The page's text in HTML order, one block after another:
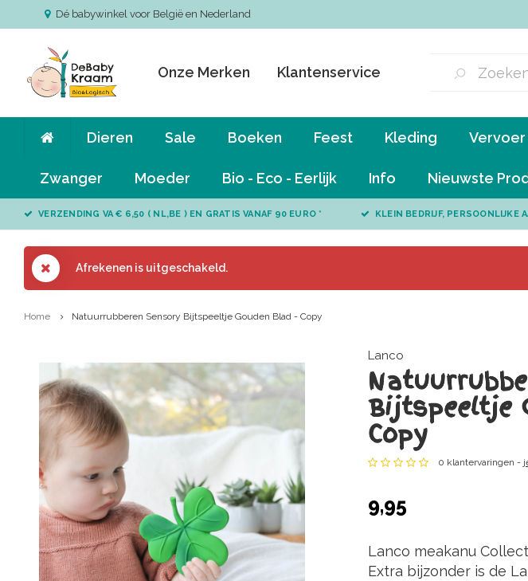
Dé babywinkel voor België en Nederland
Onze Merken Klantenservice
Dieren Sale Boeken Feest Kleding Vervoer
Zwanger Moeder Bio - Eco - Eerlijk Info Nieuwste
VERZENDING VA € 6,50 ( NL,BE ) EN GRATIS VANAF 90 EURO * KLEIN BEDRIJF, PERSOONLIJKE
Afrekenen is uitgeschakeld.
Home Natuurrubberen Sensory Bijtspeeltje Gouden Blad - Copy
Lanco
Bijtspeeltje
Copy
0 klantervaringen -
9,95
Lanco meakanu
Extra bijzonder is de